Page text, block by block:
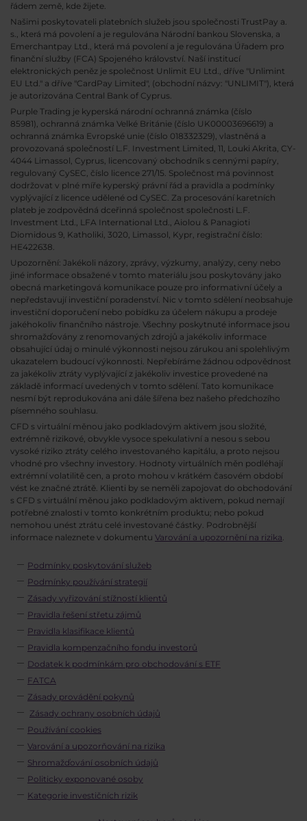
řádem země, kde žijete.
Našimi poskytovateli platebních služeb jsou společnosti TrustPay a.
s., která má povolení a je regulována Národní bankou Slovenska, a
Emerchantpay Ltd., která má povolení a je regulována Úřadem pro
finanční služby (FCA) Spojeného království. Naší institucí
elektronických peněz je společnost Unlimit EU Ltd., dříve "Unlimint
EU Ltd." a dříve "CardPay Limited", (obchodní názvy: "UNLIMIT"), která
je autorizována Central Bank of Cyprus.
Purple Trading je kyperská národní ochranná známka (číslo
85981), ochranná známka Velké Británie (číslo UK00003696619) a
ochranná známka Evropské unie (číslo 018332329), vlastněná a
provozovaná společností L.F. Investment Limited, 11, Louki Akrita, CY-
4044 Limassol, Cyprus, licencovaný obchodník s cennými papíry,
regulovaný CySEC, číslo licence 271/15. Společnost má povinnost
dodržovat v plné míře kyperský právní řád a pravidla a podmínky
vyplývající z licence udělené od CySEC. Za procesování karetních
plateb je zodpovědná dceřinná společnost společnosti L.F.
Investment Ltd., LFA International Ltd., Aiolou & Panagioti
Diomidous 9, Katholiki, 3020, Limassol, Kypr, registrační číslo:
HE422638.
Upozornění: Jakékoli názory, zprávy, výzkumy, analýzy, ceny nebo
jiné informace obsažené v tomto materiálu jsou poskytovány jako
obecná marketingová komunikace pouze pro informativní účely a
nepředstavují investiční poradenství. Nic v tomto sdělení neobsahuje
investiční doporučení nebo pobídku za účelem nákupu a prodeje
jakéhokoliv finančního nástroje. Všechny poskytnuté informace jsou
shromažďovány z renomovaných zdrojů a jakékoliv informace
obsahující údaj o minulé výkonnosti nejsou zárukou ani spolehlivým
ukazatelem budoucí výkonnosti. Nepřebíráme žádnou odpovědnost
za jakékoliv ztráty vyplývající z jakékoliv investice provedené na
základě informací uvedených v tomto sdělení. Tato komunikace
nesmí být reprodukována ani dále šířena bez našeho předchozího
písemného souhlasu.
CFD s virtuální měnou jako podkladovým aktivem jsou složité,
extrémně rizikové, obvykle vysoce spekulativní a nesou s sebou
vysoké riziko ztráty celého investovaného kapitálu, a proto nejsou
vhodné pro všechny investory. Hodnoty virtuálních měn podléhají
extrémní volatilitě cen, a proto mohou v krátkém časovém období
vést ke značné ztrátě. Klienti by se neměli zapojovat do obchodování
s CFD s virtuální měnou jako podkladovým aktivem, pokud nemají
potřebné znalosti v tomto konkrétním produktu; nebo pokud
nemohou unést ztrátu celé investované částky. Podrobnější
informace naleznete v dokumentu Varování a upozornění na rizika.
Podmínky poskytování služeb
Podmínky používání strategií
Zásady vyřizování stížností klientů
Pravidla řešení střetu zájmů
Pravidla klasifikace klientů
Pravidla kompenzačního fondu investorů
Dodatek k podmínkám pro obchodování s ETF
FATCA
Zásady provádění pokynů
Zásady ochrany osobních údajů
Používání cookies
Varování a upozorňování na rizika
Shromažďování osobních údajů
Politicky exponované osoby
Kategorie investičních rizik